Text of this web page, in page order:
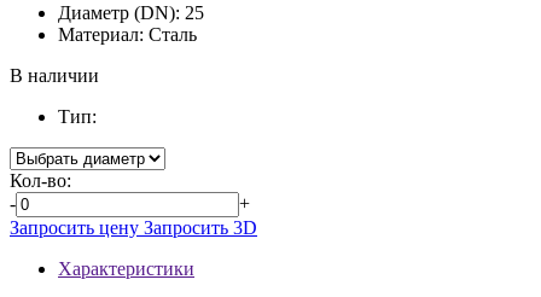
Диаметр (DN): 25
Материал: Сталь
В наличии
Тип:
Кол-во:
-
+
Запросить цену Запросить 3D
Характеристики